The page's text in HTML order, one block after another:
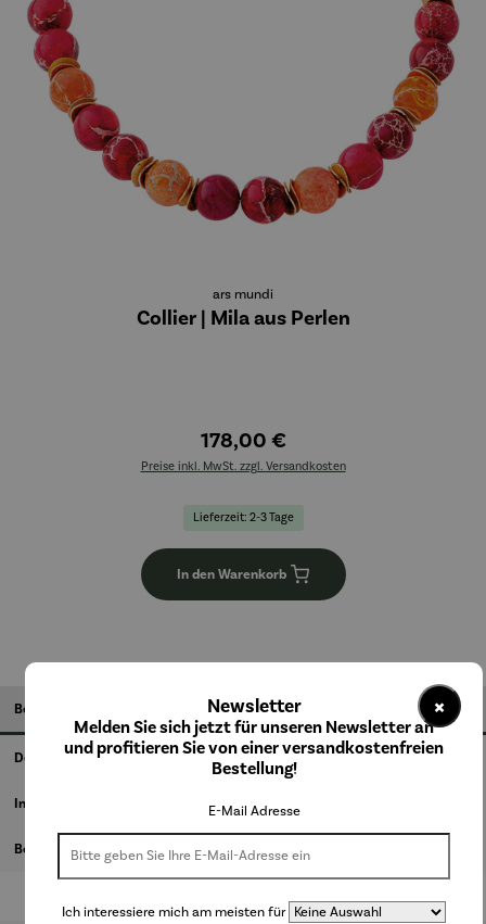
ars mundi
Collier | Mila aus Perlen
178,00 €
Preise inkl. MwSt. zzgl. Versandkosten
Lieferzeit: 2-3 Tage
In den Warenkorb
Beschreibung
Details
Informationen zum Hersteller
Bewertungen
×
Newsletter
Melden Sie sich jetzt für unseren Newsletter an
und profitieren Sie von einer versandkostenfreien
Bestellung!
E-Mail Adresse
Ich interessiere mich am meisten für